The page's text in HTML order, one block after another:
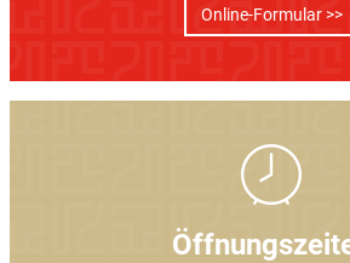
Online-Formular >>